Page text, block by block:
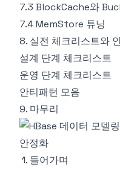
7.3 BlockCache와
7.4 MemStore 튜닝
8. 실전 체크리스트와
설계 단계 체크리스트
운영 단계 체크리스트
안티패턴 모음
9. 마무리
1. 들어가며